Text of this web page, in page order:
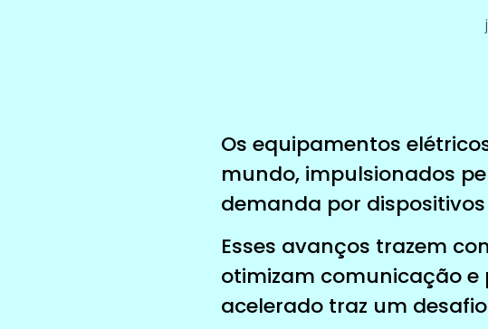
Os equipamentos
mundo, impulsionados
demanda por
Esses avanços trazem
otimizam comunicação e
acelerado traz um